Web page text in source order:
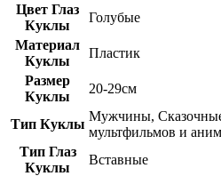
Цвет Глаз
Куклы
Голубые
Материал
Куклы
Пластик
Размер
Куклы
20-29см
Тип Куклы
Мужчины,
мультфильмов и
Тип Глаз
Куклы
Вставные